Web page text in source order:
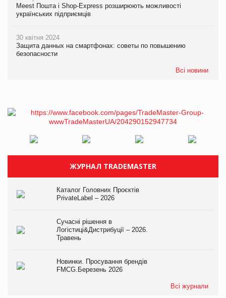
Meest Пошта і Shop-Express розширюють можливості
українських підприємців
30 квітня 2024
Защита данных на смартфонах: советы по повышению
безопасности
Всі новини
ЖУРНАЛ TRADEMASTER
Каталог Головних Проєктів
PrivateLabel – 2026
Сучасні рішення в
Логістиці&Дистрибуції – 2026.
Травень
Новинки. Просування брендів
FMCG.Березень 2026
Всі журнали